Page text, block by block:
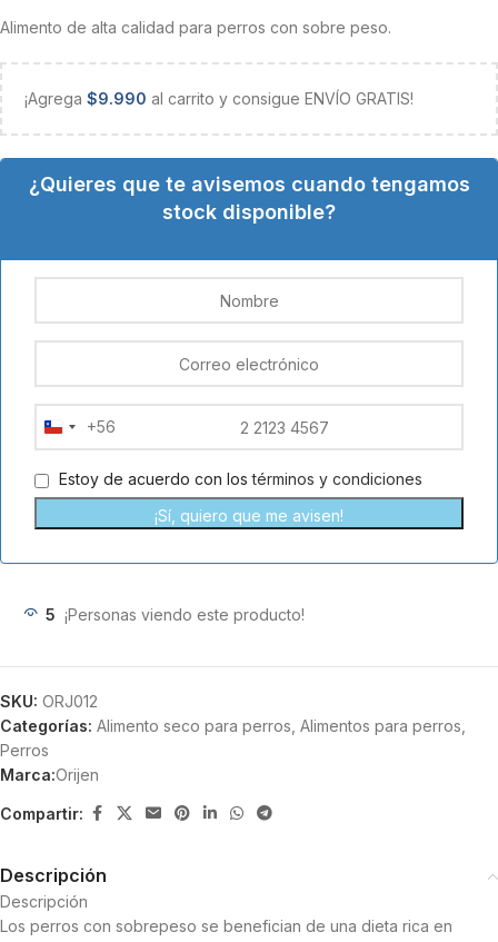
Alimento de alta calidad para perros con sobre peso.
¡Agrega $9.990 al carrito y consigue ENVÍO GRATIS!
¿Quieres que te avisemos cuando tengamos
stock disponible?
Chile
+56
+56
Estoy de acuerdo con lostérminos y condiciones
¡Sí, quiero que me avisen!
5 ¡Personas viendo este producto!
SKU: ORJ012
Categorías: Alimento seco para perros Alimentos para perros
Perros
Marca:Orijen
Compartir:
Descripción
Descripción
Los perros con sobrepeso se benefician de una dieta rica en